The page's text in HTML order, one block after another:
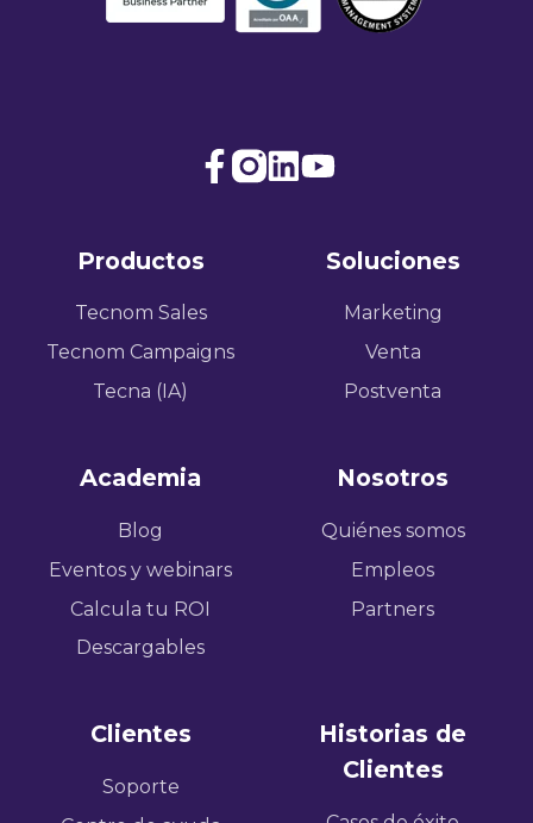
JoinBrowse
projects
Productos
Tecnom Sales
Tecnom Campaigns
Tecna (IA)
Soluciones
Marketing
Venta
Postventa
Academia
Blog
Eventos y webinars
Calcula tu ROI
Descargables
Nosotros
Quiénes somos
Empleos
Partners
Clientes
Soporte
Historias de
Clientes